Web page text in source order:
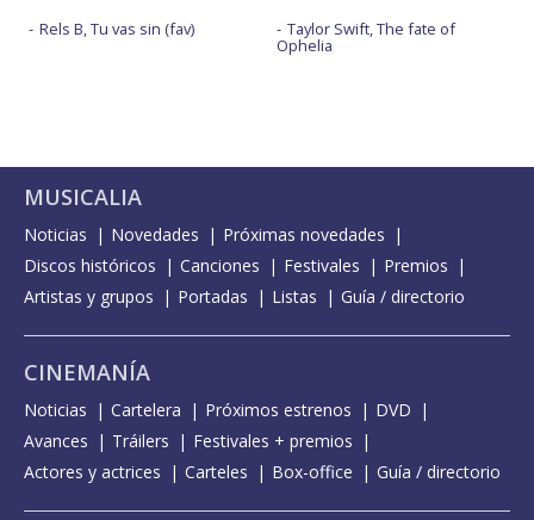
Rels B, Tu vas sin (fav) Taylor Swift, The fate of
Ophelia
MUSICALIA
Noticias Novedades
Próximas novedades
Discos históricos
Canciones Festivales
Premios
Artistas y grupos
Portadas Listas Guía / directorio
CINEMANÍA
Noticias Cartelera Próximos estrenos
DVD
Avances
Tráilers
Festivales + premios
Actores y actrices
Carteles Box-office Guía / directorio